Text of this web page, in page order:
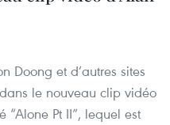
Doong et d’autres sites
le nouveau clip vidéo
“Alone Pt II”, lequel est